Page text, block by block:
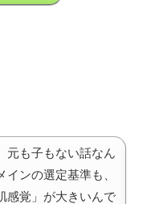
元も子もない話なん
ンの選定基準も、
感覚」が大きいんで